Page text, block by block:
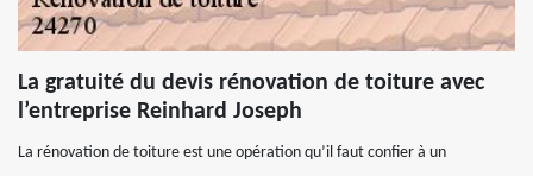
La gratuité du devis rénovation de toiture avec
l’entreprise Reinhard Joseph
La rénovation de toiture est une opération qu’il faut confier à un